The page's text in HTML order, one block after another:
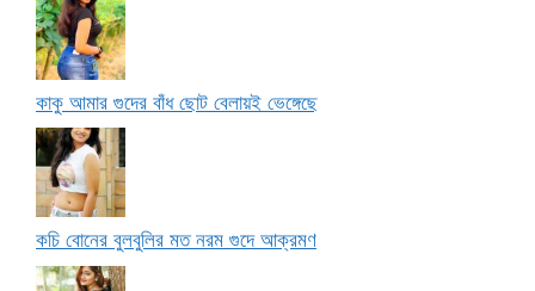
কাকু আমার গুদের বাঁধ ছোট বেলায়ই ভেঙ্গেছে
কচি বোনের বুলবুলির মত নরম গুদে আক্রমণ